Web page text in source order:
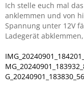
Ich stelle euch mal
anklemmen und von
Spannung unter 12V
Ladegerät